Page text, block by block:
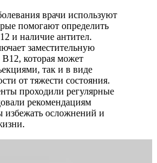
врачи используют
помогают определить
и наличие антител.
заместительную
которая может
так и в виде
от тяжести состояния.
проходили регулярные
рекомендациям
избежать осложнений и